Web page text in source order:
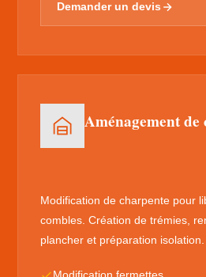
Demander un devis
Aménagement de
Modification de charpente pour
combles. Création de trémies,
plancher et préparation isolation.